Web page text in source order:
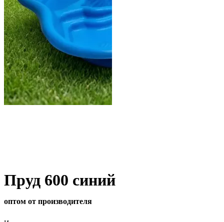
Пруд 600 синий
оптом от производителя